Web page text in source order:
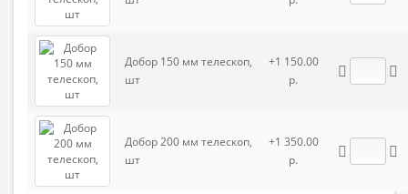
Добор 150 мм телескоп,
шт
+1 150.00
р.
Добор 200 мм телескоп,
шт
+1 350.00
р.